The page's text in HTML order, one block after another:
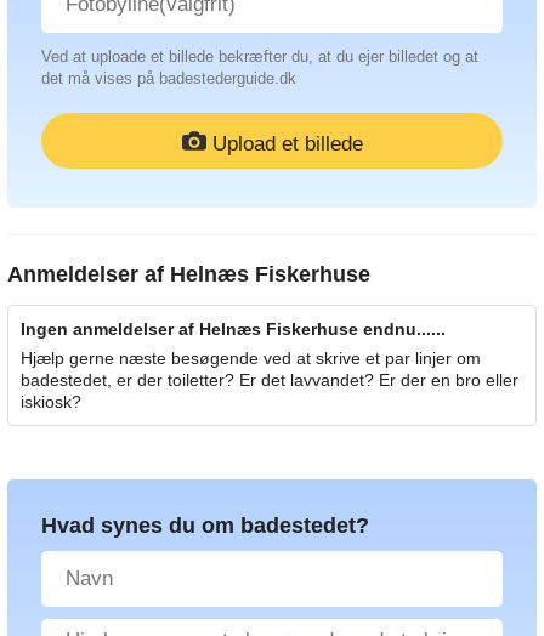
Ved at uploade et billede bekræfter du, at du ejer billedet og at
det må vises på badestederguide.dk
Upload et billede
Anmeldelser af Helnæs Fiskerhuse
Ingen anmeldelser af Helnæs Fiskerhuse endnu......
Hjælp gerne næste besøgende ved at skrive et par linjer om
badestedet, er der toiletter? Er det lavvandet? Er der en bro eller
iskiosk?
Hvad synes du om badestedet?